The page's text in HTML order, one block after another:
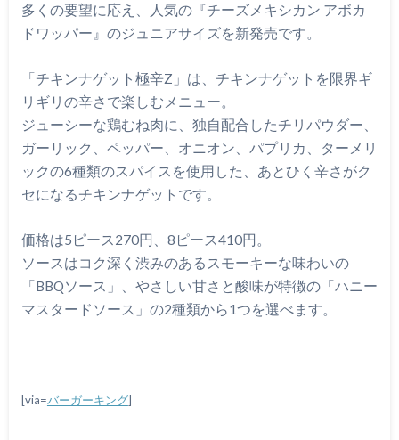
多くの要望に応え、人気の『チーズメキシカン アボカ
ドワッパー』のジュニアサイズを新発売です。
「チキンナゲット極辛Z」は、チキンナゲットを限界ギ
リギリの辛さで楽しむメニュー。
ジューシーな鶏むね肉に、独自配合したチリパウダー、
ガーリック、ペッパー、オニオン、パプリカ、ターメリ
ックの6種類のスパイスを使用した、あとひく辛さがク
セになるチキンナゲットです。
価格は5ピース270円、8ピース410円。
ソースはコク深く渋みのあるスモーキーな味わいの
「BBQソース」、やさしい甘さと酸味が特徴の「ハニー
マスタードソース」の2種類から1つを選べます。
[via=バーガーキング]